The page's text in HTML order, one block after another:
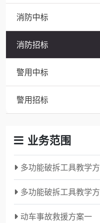
消防中标
消防招标
警用中标
警用招标
业务范围
多功能破拆工具教学
多功能破拆工具教学
动车事故救援方案一